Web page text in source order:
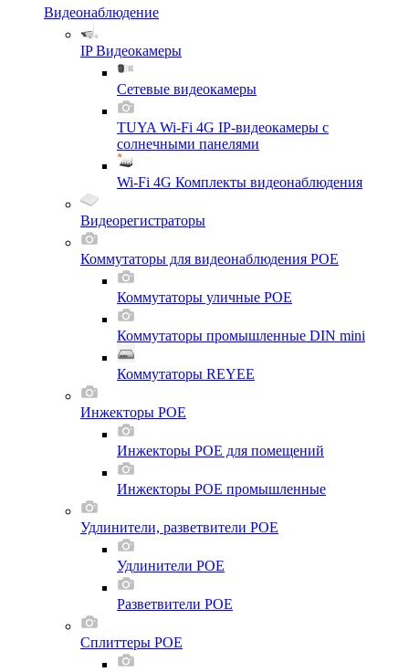
Видеонаблюдение
IP Видеокамеры
Сетевые видеокамеры
TUYA Wi-Fi 4G IP-видеокамеры с
солнечными панелями
Wi-Fi 4G Комплекты видеонаблюдения
Видеорегистраторы
Коммутаторы для видеонаблюдения POE
Коммутаторы уличные POE
Коммутаторы промышленные DIN mini
Коммутаторы REYEE
Инжекторы POE
Инжекторы POE для помещений
Инжекторы POE промышленные
Удлинители, разветвители POE
Удлинители POE
Разветвители POE
Сплиттеры POE